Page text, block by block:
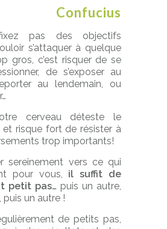
Confucius
pas des objectifs
s’attaquer à quelque
gros, c’est risquer de se
de s’exposer au
au lendemain, ou
cerveau déteste le
et risque fort de résister à
trop importants!
sereinement vers ce qui
pour vous, il suffit de
petit pas… puis un autre,
puis un autre !
de petits pas,